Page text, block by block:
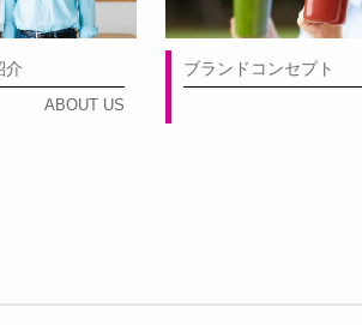
介
ABOUT US
ブランドコンセプト